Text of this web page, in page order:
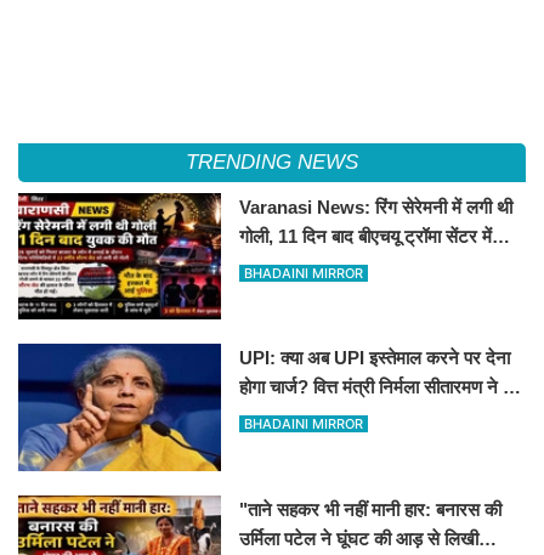
TRENDING NEWS
Varanasi News: रिंग सेरेमनी में लगी थी
गोली, 11 दिन बाद बीएचयू ट्रॉमा सेंटर में
युवक की मौत
BHADAINI MIRROR
UPI: क्या अब UPI इस्तेमाल करने पर देना
होगा चार्ज? वित्त मंत्री निर्मला सीतारमण ने दी
सफाई
BHADAINI MIRROR
"ताने सहकर भी नहीं मानी हार: बनारस की
उर्मिला पटेल ने घूंघट की आड़ से लिखी